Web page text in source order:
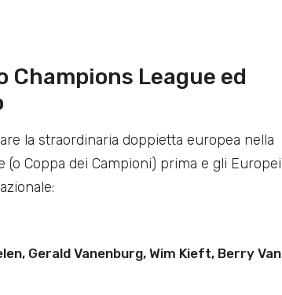
League ed
la straordinaria doppietta europea nella
Coppa dei Campioni) prima e gli Europei
Gerald Vanenburg, Wim Kieft, Berry Van